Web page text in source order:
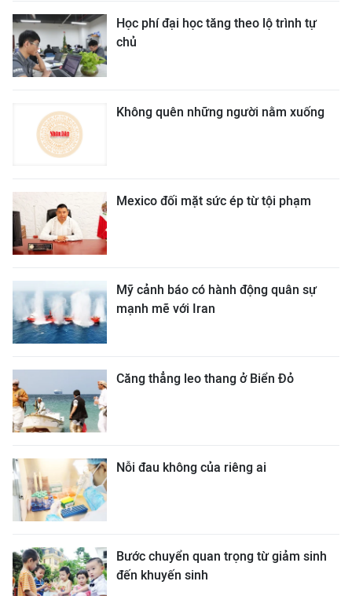
Học phí đại học tăng theo lộ trình tự
chủ
Không quên những người nằm xuống
Mexico đối mặt sức ép từ tội phạm
Mỹ cảnh báo có hành động quân sự
mạnh mẽ với Iran
Căng thẳng leo thang ở Biển Đỏ
Nỗi đau không của riêng ai
Bước chuyển quan trọng từ giảm sinh
đến khuyến sinh